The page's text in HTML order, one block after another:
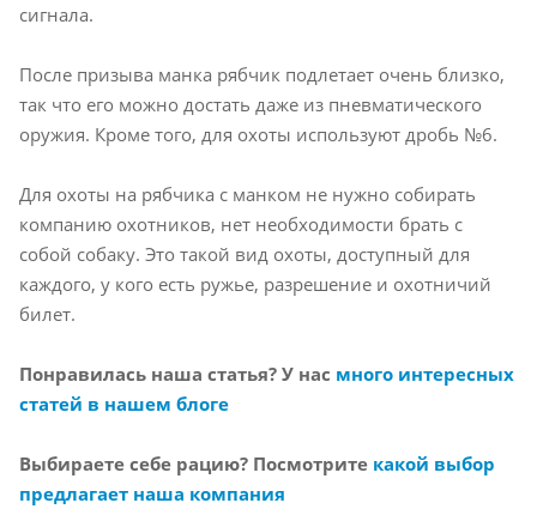
сигнала.
После призыва манка рябчик подлетает очень близко,
так что его можно достать даже из пневматического
оружия. Кроме того, для охоты используют дробь №6.
Для охоты на рябчика с манком не нужно собирать
компанию охотников, нет необходимости брать с
собой собаку. Это такой вид охоты, доступный для
каждого, у кого есть ружье, разрешение и охотничий
билет.
Понравилась наша статья? У нас много интересных
статей в нашем блоге
Выбираете себе рацию? Посмотрите какой выбор
предлагает наша компания